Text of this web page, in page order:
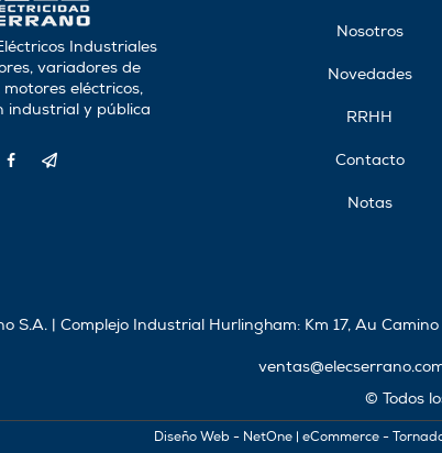
Industriales
variadores de
motores eléctricos,
industrial y pública
Nosotros
Novedades
RRHH
Contacto
Notas
S.A. | Complejo Industrial Hurlingham: Km 17, Au
© Todos
Diseño Web - NetOne| eCommerce -